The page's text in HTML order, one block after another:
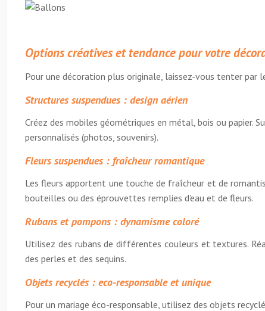
Options créatives et tendance pour votre
Pour une décoration plus originale, laissez-vous tenter par
Structures suspendues : design aérien
Créez des mobiles géométriques en métal, bois ou papier.
personnalisés (photos, souvenirs).
Fleurs suspendues : fraîcheur romantique
Les fleurs apportent une touche de fraîcheur et de
bouteilles ou des éprouvettes remplies d’eau et de fleurs.
Rubans et pompons : dynamisme coloré
Utilisez des rubans de différentes couleurs et textures.
des perles et des sequins.
Objets recyclés : eco-responsable et unique
Pour un mariage éco-responsable, utilisez des objets